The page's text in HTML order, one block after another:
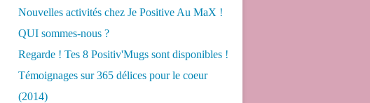
Nouvelles activités chez Je Positive Au MaX !
QUI sommes-nous ?
Regarde ! Tes 8 Positiv'Mugs sont disponibles !
Témoignages sur 365 délices pour le coeur
(2014)